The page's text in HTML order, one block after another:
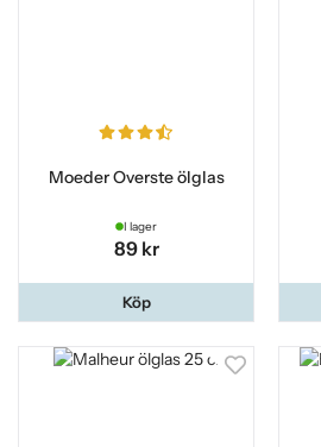
Moeder Overste ölglas
I lager
89 kr
Köp